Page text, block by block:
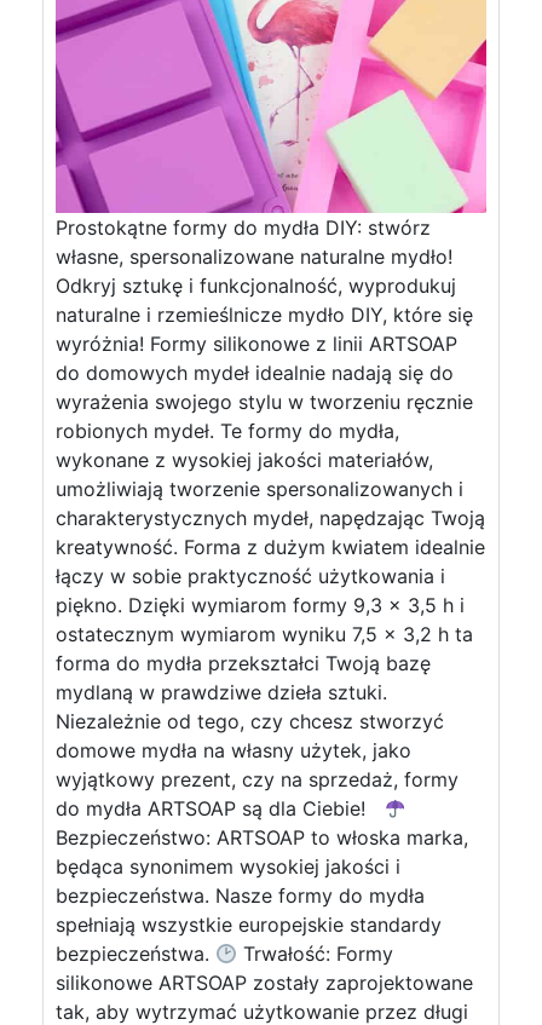
Prostokątne formy do mydła DIY: stwórz
własne, spersonalizowane naturalne mydło!
Odkryj sztukę i funkcjonalność, wyprodukuj
naturalne i rzemieślnicze mydło DIY, które się
wyróżnia! Formy silikonowe z linii ARTSOAP
do domowych mydeł idealnie nadają się do
wyrażenia swojego stylu w tworzeniu ręcznie
robionych mydeł. Te formy do mydła,
wykonane z wysokiej jakości materiałów,
umożliwiają tworzenie spersonalizowanych i
charakterystycznych mydeł, napędzając Twoją
kreatywność. Forma z dużym kwiatem idealnie
łączy w sobie praktyczność użytkowania i
piękno. Dzięki wymiarom formy 9,3 x 3,5 h i
ostatecznym wymiarom wyniku 7,5 x 3,2 h ta
forma do mydła przekształci Twoją bazę
mydlaną w prawdziwe dzieła sztuki.
Niezależnie od tego, czy chcesz stworzyć
domowe mydła na własny użytek, jako
wyjątkowy prezent, czy na sprzedaż, formy
do mydła ARTSOAP są dla Ciebie!
Bezpieczeństwo: ARTSOAP to włoska marka,
będąca synonimem wysokiej jakości i
bezpieczeństwa. Nasze formy do mydła
spełniają wszystkie europejskie standardy
bezpieczeństwa.
Trwałość: Formy
silikonowe ARTSOAP zostały zaprojektowane
tak, aby wytrzymać użytkowanie przez długi